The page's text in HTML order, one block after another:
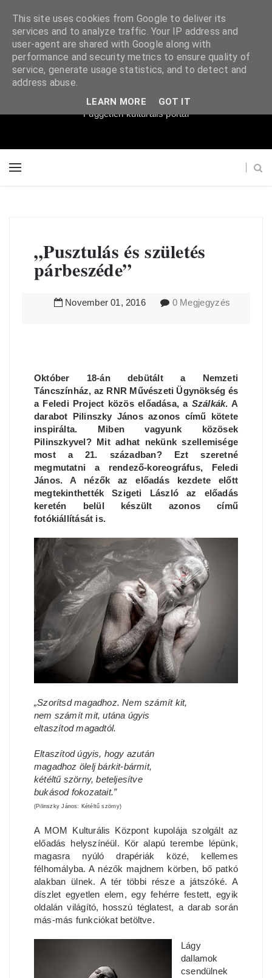
Súgópéldány
Független kulturális portál
„Pusztulás és születés
párbeszéde”
November 01, 2016 0 Megjegyzés
Október 18-án debütált a Nemzeti
Táncszínház, az RNR Művészeti Ügynökség és
a Feledi Project közös előadása, a Szálkák. A
darabot Pilinszky János azonos című kötete
inspirálta. Miben vagyunk közösek
Pilinszkyvel? Mit adhat nekünk szellemisége
most a 21. században? Ezt szeretné
megmutatni a rendező-koreográfus, Feledi
János. A nézők az előadás kezdete előtt
megtekinthették Szigeti László az előadás
keretén belül készült azonos című
fotókiállítását is.
„Szorítsd magadhoz. Nem számít kit,
nem számít mit, utána úgyis
eltaszítod magadtól.
Eltaszítod úgyis, hogy azután
magadhoz ölelj bárkit-bármit,
kétéltű szörny, beteljesítve
bukásod fokozatait.”
(Pilinszky János: Kétéltű szörny)
A MOM Kulturális Központ kupolája szolgált az
előadás helyszínéül. Kör alapú terembe lépünk,
magasra nyúló drapériák közé, kellemes
félhomályba. A nézők majdnem körben, bő patkó
alakban ülnek. A tér többi része a játszóké. A
díszlet egyetlen elem, egy fehérre festett, egyik
oldalán világító, hosszú téglatest, a darab során
más-más funkciókat betöltve.
Lágy
dallamok
csendülnek
This site uses cookies from Google to deliver its
services and to analyze traffic. Your IP address and
user-agent are shared with Google along with
performance and security metrics to ensure quality of
service, generate usage statistics, and to detect and
address abuse.
LEARN MORE GOT IT